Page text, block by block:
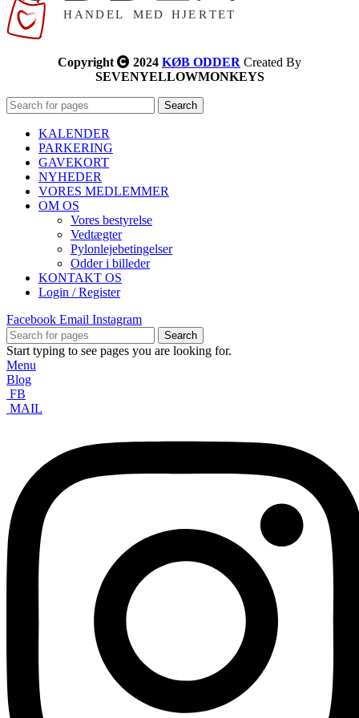
Copyright 2024 KØB ODDER Created By
SEVENYELLOWMONKEYS
Search
KALENDER
PARKERING
GAVEKORT
NYHEDER
VORES MEDLEMMER
OM OS
Vores bestyrelse
Vedtægter
Pylonlejebetingelser
Odder i billeder
KONTAKT OS
Login / Register
Facebook Email Instagram
Search
Start typing to see pages you are looking for.
Menu
Blog
FB
MAIL